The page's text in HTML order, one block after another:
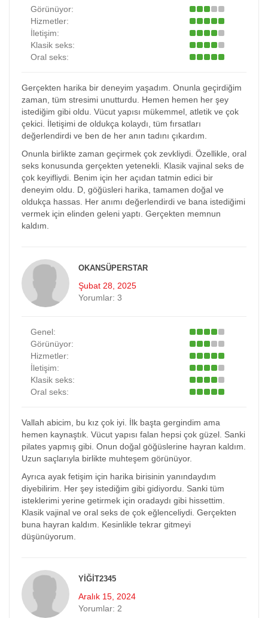
Görünüyor:
Hizmetler:
İletişim:
Klasik seks:
Oral seks:
Gerçekten harika bir deneyim yaşadım. Onunla geçirdiğim
zaman, tüm stresimi unutturdu. Hemen hemen her şey
istediğim gibi oldu. Vücut yapısı mükemmel, atletik ve çok
çekici. İletişimi de oldukça kolaydı, tüm fırsatları
değerlendirdi ve ben de her anın tadını çıkardım.
Onunla birlikte zaman geçirmek çok zevkliydi. Özellikle, oral
seks konusunda gerçekten yetenekli. Klasik vajinal seks de
çok keyifliydi. Benim için her açıdan tatmin edici bir
deneyim oldu. D, göğüsleri harika, tamamen doğal ve
oldukça hassas. Her anımı değerlendirdi ve bana istediğimi
vermek için elinden geleni yaptı. Gerçekten memnun
kaldım.
OKANSÜPERSTAR
Şubat 28, 2025
Yorumlar: 3
Genel:
Görünüyor:
Hizmetler:
İletişim:
Klasik seks:
Oral seks:
Vallah abicim, bu kız çok iyi. İlk başta gergindim ama
hemen kaynaştık. Vücut yapısı falan hepsi çok güzel. Sanki
pilates yapmış gibi. Onun doğal göğüslerine hayran kaldım.
Uzun saçlarıyla birlikte muhteşem görünüyor.
Ayrıca ayak fetişim için harika birisinin yanındaydım
diyebilirim. Her şey istediğim gibi gidiyordu. Sanki tüm
isteklerimi yerine getirmek için oradaydı gibi hissettim.
Klasik vajinal ve oral seks de çok eğlenceliydi. Gerçekten
buna hayran kaldım. Kesinlikle tekrar gitmeyi
düşünüyorum.
YIĞIT2345
Aralık 15, 2024
Yorumlar: 2